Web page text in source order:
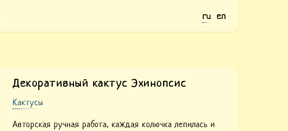
ru en
Декоративный кактус Эхинопсис
Кактусы
Авторская ручная работа, каждая колючка лепилась и